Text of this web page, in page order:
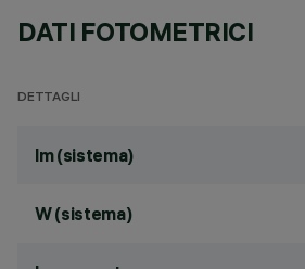
DATI FOTOMETRICI
DETTAGLI
lm (sistema)
W (sistema)